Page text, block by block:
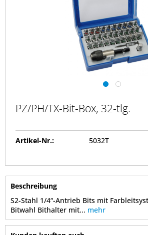
PZ/PH/TX-Bit-Box, 32-tlg.
Artikel-Nr.: 5032T
Beschreibung
S2-Stahl 1/4“-Antrieb Bits mit
Bitwahl Bithalter mit... mehr